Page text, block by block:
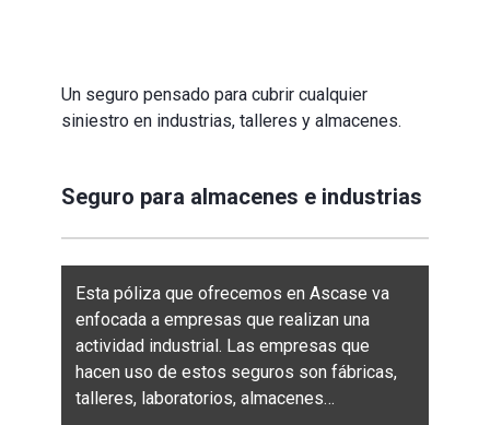
Un seguro pensado para cubrir cualquier
siniestro en industrias, talleres y almacenes.
Seguro para almacenes e industrias
Esta póliza que ofrecemos en Ascase va
enfocada a empresas que realizan una
actividad industrial. Las empresas que
hacen uso de estos seguros son fábricas,
talleres, laboratorios, almacenes…